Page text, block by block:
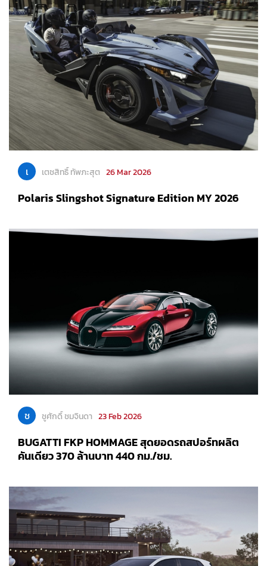
เ เตชสิทธิ์ ทัพภะสุต 26 Mar 2026
Polaris Slingshot Signature Edition MY 2026
ช ชูศักดิ์ ชมจินดา 23 Feb 2026
BUGATTI FKP HOMMAGE สุดยอดรถสปอร์ทผลิต
คันเดียว 370 ล้านบาท 440 กม./ชม.